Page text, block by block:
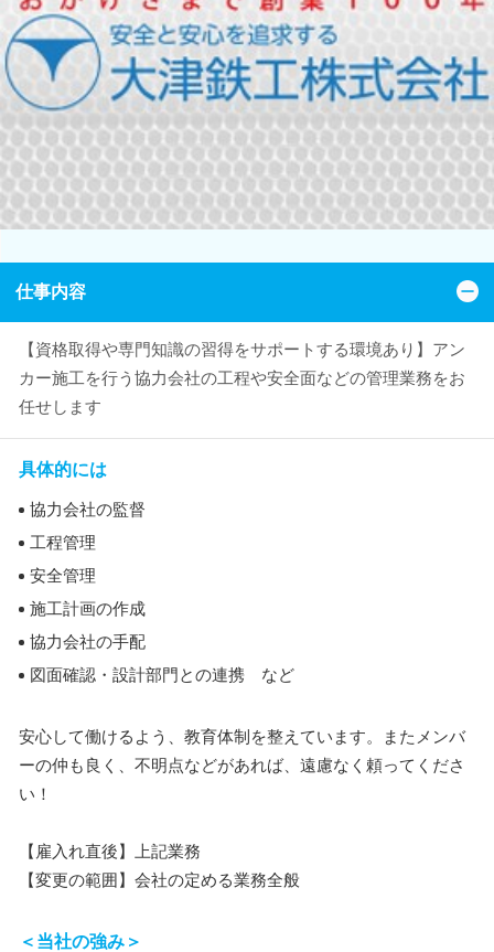
仕事内容
【資格取得や専門知識の習得をサポートする環境あり】アン
カー施工を行う協力会社の工程や安全面などの管理業務をお
任せします
具体的には
協力会社の監督
工程管理
安全管理
施工計画の作成
協力会社の手配
図面確認・設計部門との連携 など
安心して働けるよう、教育体制を整えています。またメンバ
ーの仲も良く、不明点などがあれば、遠慮なく頼ってくださ
い！
【雇入れ直後】上記業務
【変更の範囲】会社の定める業務全般
＜当社の強み＞